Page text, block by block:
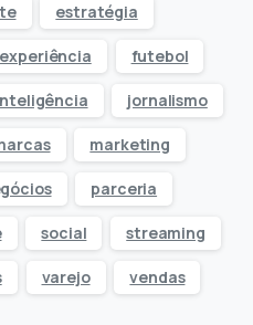
estratégia
experiência futebol
jornalismo
marketing
parceria
social streaming
varejo vendas